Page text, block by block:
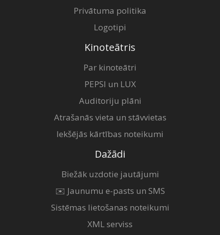
Privātuma politika
Logotipi
Kinoteātris
Par kinoteātri
PEPSI un LUX
Auditoriju plāni
Atrašanās vieta un stāvvietas
Iekšējās kārtības noteikumi
Dažādi
Biežāk uzdotie jautājumi
✉️ Jaunumu e-pasts un SMS
Sistēmas lietošanas noteikumi
XML serviss